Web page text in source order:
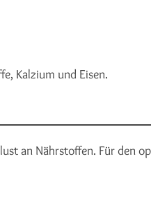
Kalzium und Eisen.
an Nährstoffen. Für den